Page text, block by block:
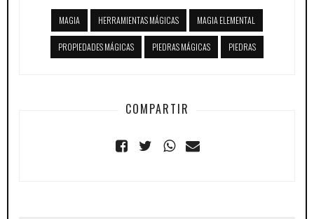
MAGIA HERRAMIENTAS MÁGICAS MAGIA ELEMENTAL
PROPIEDADES MÁGICAS PIEDRAS MÁGICAS PIEDRAS
COMPARTIR